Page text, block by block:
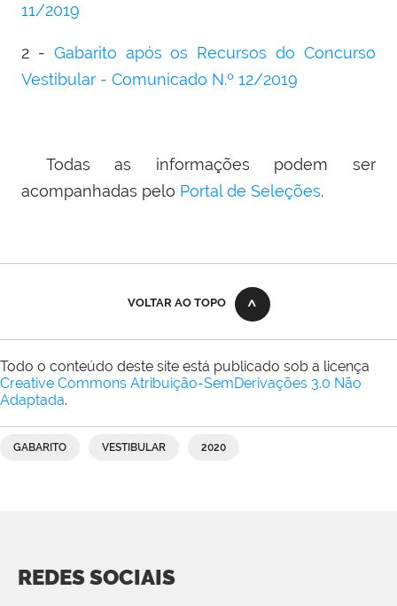
11/2019
2 - Gabarito após os Recursos do Concurso
Vestibular - Comunicado N.º 12/2019
Todas as informações podem ser
acompanhadas pelo Portal de Seleções.
VOLTAR AO TOPO
Todo o conteúdo deste site está publicado sob a licença
Creative Commons Atribuição-SemDerivações 3.0 Não
Adaptada.
GABARITO VESTIBULAR 2020
REDES SOCIAIS